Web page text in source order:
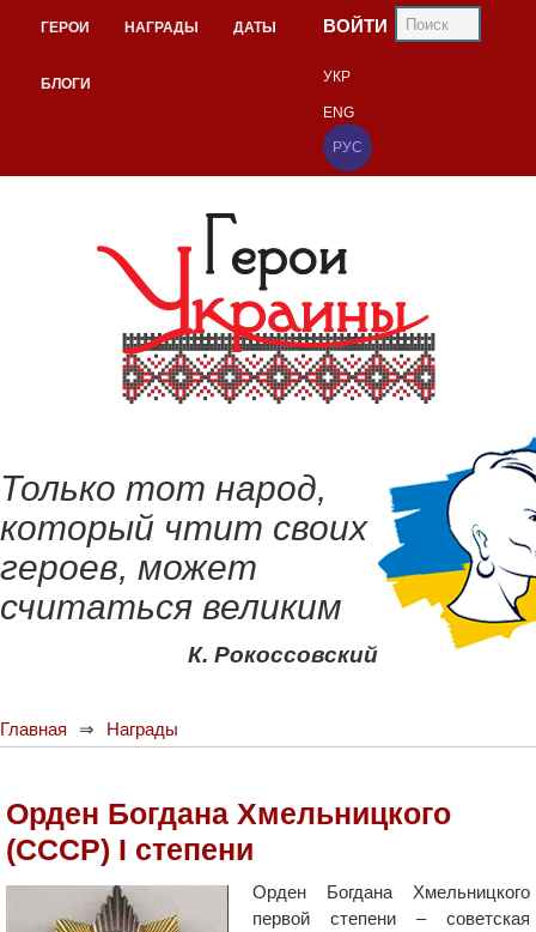
ГЕРОИ НАГРАДЫ ДАТЫ
БЛОГИ
ВОЙТИ
УКР
ENG
РУС
Только тот народ,
который чтит своих
героев, может
считаться великим
К. Рокоссовский
Главная Награды
Орден Богдана Хмельницкого
(СССР) I степени
Орден Богдана Хмельницкого
первой степени – советская